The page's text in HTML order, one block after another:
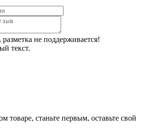
не поддерживается!
текст.
товаре, станьте первым, оставьте свой